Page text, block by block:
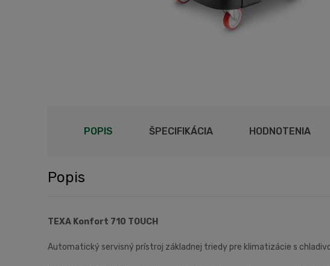
POPIS ŠPECIFIKÁCIA HODNOTENIA
Popis
TEXA Konfort 710 TOUCH
Automatický servisný prístroj základnej triedy pre klimatizácie s